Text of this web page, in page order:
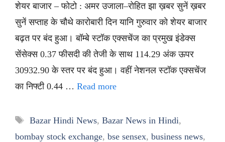
शेयर बाजार – फोटो : अमर उजाला–रोहित झा ख़बर सुनें ख़बर
सुनें सप्ताह के चौथे कारोबारी दिन यानि गुरुवार को शेयर बाजार
बढ़त पर बंद हुआ। बॉम्बे स्टॉक एक्सचेंज का प्रमुख इंडेक्स
सेंसेक्स 0.37 फीसदी की तेजी के साथ 114.29 अंक ऊपर
30932.90 के स्तर पर बंद हुआ। वहीं नेशनल स्टॉक एक्सचेंज
का निफ्टी 0.44 … Read more
Tags
Bazar Hindi News, Bazar News in Hindi,
bombay stock exchange, bse sensex, business news,